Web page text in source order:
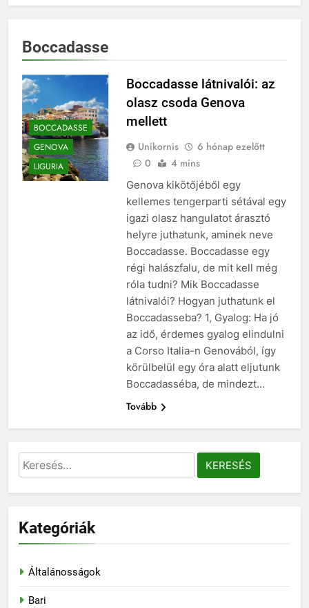
Boccadasse
BOCCADASSE
GENOVA
LIGURIA
Boccadasse látnivalói: az
olasz csoda Genova
mellett
Unikornis
6 hónap ezelőtt
0
4 mins
Genova kikötőjéből egy
kellemes tengerparti sétával egy
igazi olasz hangulatot árasztó
helyre juthatunk, aminek neve
Boccadasse. Boccadasse egy
régi halászfalu, de mit kell még
róla tudni? Mik Boccadasse
látnivalói? Hogyan juthatunk el
Boccadasseba? 1, Gyalog: Ha jó
az idő, érdemes gyalog elindulni
a Corso Italia-n Genovából, így
körülbelül egy óra alatt eljutunk
Boccadasséba, de mindezt…
Tovább
Keresés:
Kategóriák
Általánosságok
Bari